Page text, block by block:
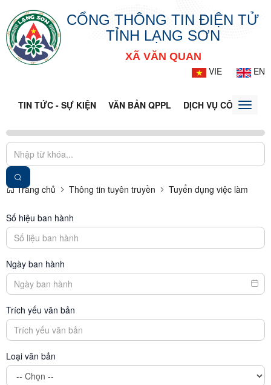
CỔNG THÔNG TIN ĐIỆN TỬ
TỈNH LẠNG SƠN
XÃ VĂN QUAN
VIE
EN
TIN TỨC - SỰ KIỆN VĂN BẢN QPPL DỊCH VỤ CÔNGToggle
Trang chủ Thông tin tuyên truyền Tuyển dụng việc làm
Số hiệu ban hành
Ngày ban hành
Trích yếu văn bản
Loại văn bản